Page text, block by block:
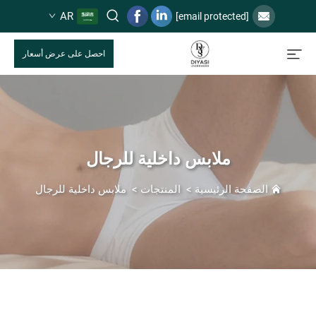
[email protected]
AR
احصل على عرض أسعار
ملابس داخلية للرجال
الصفحة الرئيسية > المنتجات >ملابس داخلية للرجال